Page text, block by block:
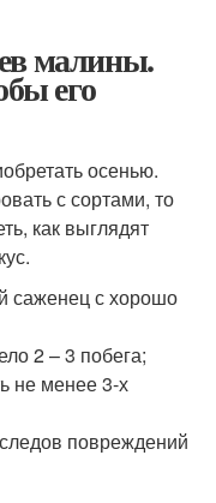
малины.
его
осенью.
с сортами, то
как выглядят
саженец с хорошо
2 – 3 побега;
не менее 3-х
повреждений